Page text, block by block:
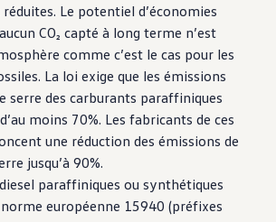
réduites. Le potentiel d’économies
CO₂ capté à long terme n’est
comme c’est le cas pour les
La loi exige que les émissions
serre des carburants paraffiniques
moins 70%. Les fabricants de ces
une réduction des émissions de
jusqu’à 90%.
paraffiniques ou synthétiques
européenne 15940 (préfixes